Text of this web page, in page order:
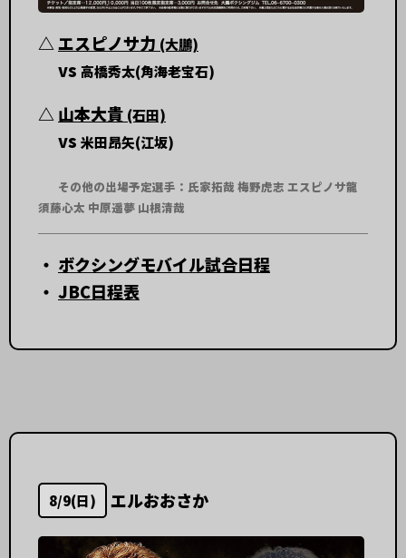
△エスピノサ力 (大鵬)
vs 高橋秀太(角海老宝石)
△ 山本大貴 (石田)
vs 米田昂矢(江坂)
その他の出場予定選手：氏家拓哉 梅野虎志 エスピノサ龍
須藤心太 中原遥夢 山根清哉
・ ボクシングモバイル試合日程
・ JBC日程表
8/9(日) エルおおさか